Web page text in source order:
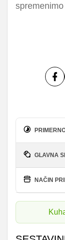
GLAVNA
NAČIN